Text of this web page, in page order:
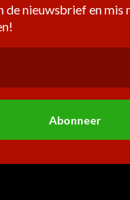
de nieuwsbrief en mis
Abonneer